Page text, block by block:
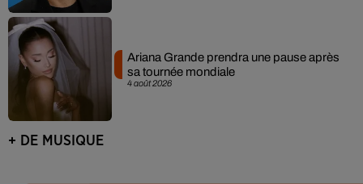
4 août 2026
Ariana Grande prendra une pause après
sa tournée mondiale
+ DE MUSIQUE